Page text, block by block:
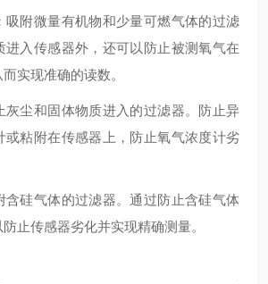
附微量有机物和少量可燃气体的过滤
进入传感器外，还可以防止被测氧气在
实现准确的读数。
尘和固体物质进入的过滤器。防止异
或粘附在传感器上，防止氧气浓度计劣
硅气体的过滤器。通过防止含硅气体
止传感器劣化并实现精确测量。